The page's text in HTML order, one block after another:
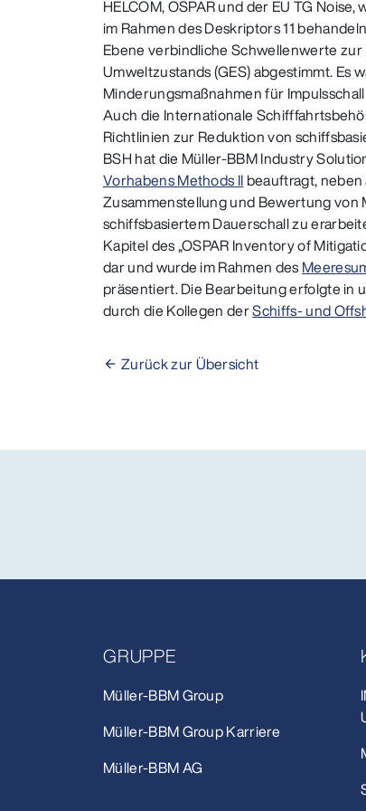
HELCOM, OSPAR und der EU TG
im Rahmen des Deskriptors 11
Ebene verbindliche Schwellenwerte
Umweltzustands (GES) abgestimmt. Es
Minderungsmaßnahmen für
Auch die Internationale
Richtlinien zur Reduktion von
BSH hat die Müller-BBM Industry
Vorhabens Methods II beauftragt,
Zusammenstellung und Bewertung
schiffsbasiertem Dauerschall zu
Kapitel des „OSPAR Inventory of
dar und wurde im Rahmen des
präsentiert. Die Bearbeitung erfolgte in
durch die Kollegen derSchiffs- und
Zurück zur Übersicht
GRUPPE
Müller-BBM Group
Müller-BBM Group Karriere
Müller-BBM AG